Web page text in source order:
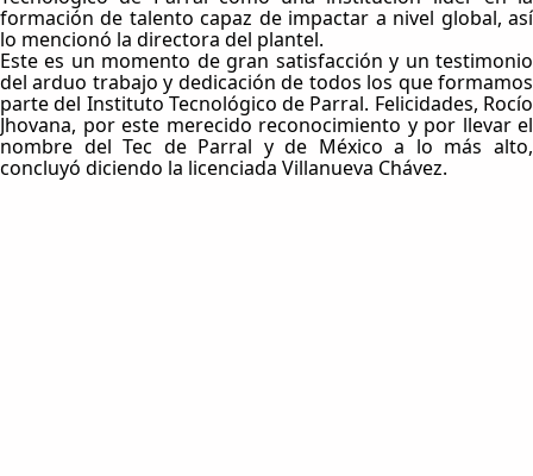
formación de talento capaz de impactar a nivel global, así
lo mencionó la directora del plantel.
Este es un momento de gran satisfacción y un testimonio
del arduo trabajo y dedicación de todos los que formamos
parte del Instituto Tecnológico de Parral. Felicidades, Rocío
Jhovana, por este merecido reconocimiento y por llevar el
nombre del Tec de Parral y de México a lo más alto,
concluyó diciendo la licenciada Villanueva Chávez.